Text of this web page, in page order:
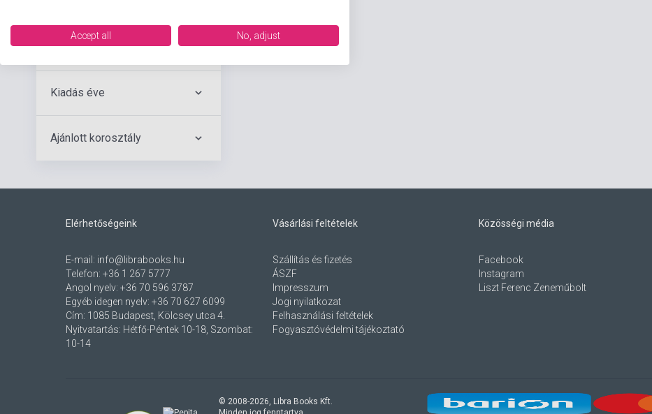
Szerző
Kiadás éve
Ajánlott korosztály
Elérhetőségeink
E-mail: info@librabooks.hu
Telefon: +36 1 267 5777
Angol nyelv: +36 70 596 3787
Egyéb idegen nyelv: +36 70 627 6099
Cím: 1085 Budapest, Kölcsey utca 4.
Nyitvatartás: Hétfő-Péntek 10-18, Szombat:
10-14
Vásárlási feltételek
Szállítás és fizetés
ÁSZF
Impresszum
Jogi nyilatkozat
Felhasználási feltételek
Fogyasztóvédelmi tájékoztató
Közösségi média
Facebook
Instagram
Liszt Ferenc Zeneműbolt
© 2008-2026, Libra Books Kft.
Accept all No, adjust